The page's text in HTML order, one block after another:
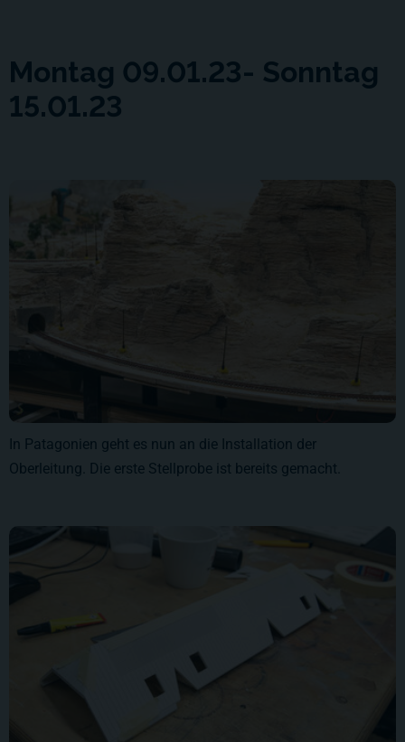
Montag 09.01.23- Sonntag
15.01.23
In Patagonien geht es nun an die Installation der
Oberleitung. Die erste Stellprobe ist bereits gemacht.